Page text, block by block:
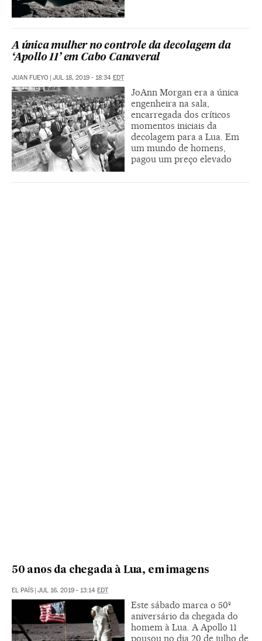
A única mulher no controle da decolagem da
‘Apollo 11’ em Cabo Canaveral
JUAN FUEYO | JUL 18, 2019 - 18:34 EDT
JoAnn Morgan era a única
engenheira na sala,
encarregada dos críticos
momentos iniciais da
decolagem para a Lua. Em
um mundo de homens,
pagou um preço elevado
50 anos da chegada à Lua, em imagens
EL PAÍS | JUL 16, 2019 - 13:14 EDT
Este sábado marca o 50º
aniversário da chegada do
homem à Lua. A Apollo 11
pousou no dia 20 de julho de